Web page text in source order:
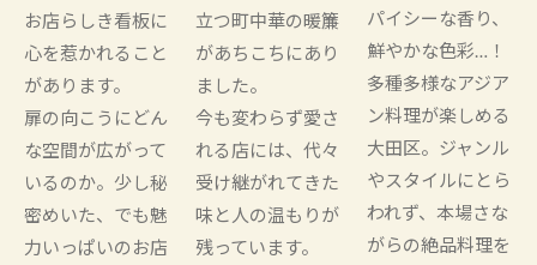
お店らしき看板に
心を惹かれること
があります。
扉の向こうにどん
な空間が広がって
いるのか。少し秘
密めいた、でも魅
力いっぱいのお店
立つ町中華の暖簾
があちこちにあり
ました。
今も変わらず愛さ
れる店には、代々
受け継がれてきた
味と人の温もりが
残っています。
パイシーな香り、
鮮やかな色彩…！
多種多様なアジア
ン料理が楽しめる
大田区。ジャンル
やスタイルにとら
われず、本場さな
がらの絶品料理を